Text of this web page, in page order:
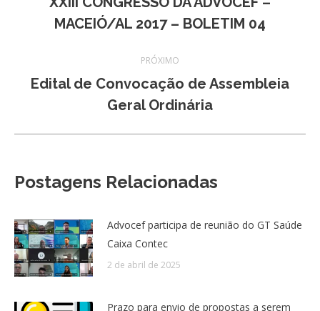
post:
Post
anterior:
MACEIÓ/AL 2017 – BOLETIM 04
PRÓXIMO
Próximo
post:
Edital de Convocação de Assembleia
Geral Ordinária
Postagens Relacionadas
Advocef participa de reunião do GT Saúde
Caixa Contec
2 de abril de 2025
Prazo para envio de propostas a serem